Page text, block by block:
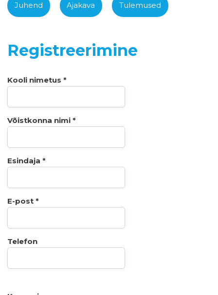
Juhend Ajakava Tulemused
Registreerimine
Kooli nimetus *
Võistkonna nimi *
Esindaja *
E-post *
Telefon